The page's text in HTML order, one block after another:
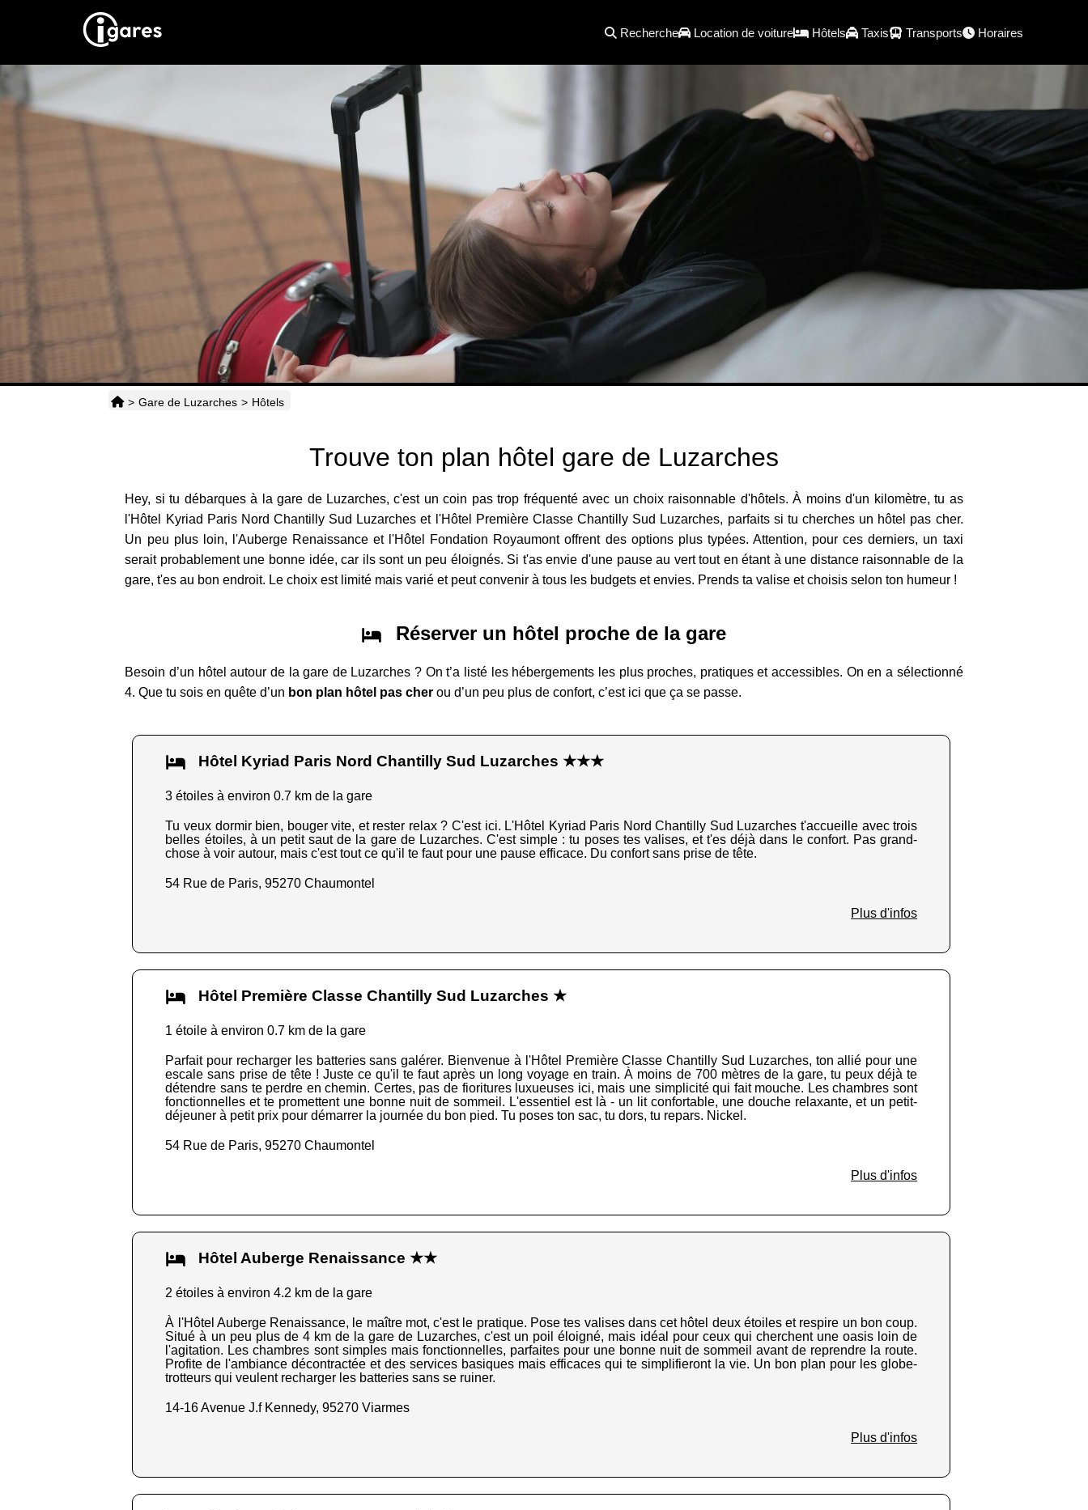
Recherche Location de voiture Hôtels Taxis Transports Horaires
> Gare de Luzarches > Hôtels
Trouve ton plan hôtel gare de Luzarches
Hey, si tu débarques à la gare de Luzarches, c'est un coin pas trop fréquenté avec un choix raisonnable d'hôtels. À moins d'un kilomètre, tu as
l'Hôtel Kyriad Paris Nord Chantilly Sud Luzarches et l'Hôtel Première Classe Chantilly Sud Luzarches, parfaits si tu cherches un hôtel pas cher.
Un peu plus loin, l'Auberge Renaissance et l'Hôtel Fondation Royaumont offrent des options plus typées. Attention, pour ces derniers, un taxi
serait probablement une bonne idée, car ils sont un peu éloignés. Si t'as envie d'une pause au vert tout en étant à une distance raisonnable de la
gare, t'es au bon endroit. Le choix est limité mais varié et peut convenir à tous les budgets et envies. Prends ta valise et choisis selon ton humeur !
Réserver un hôtel proche de la gare
Besoin d’un hôtel autour de la gare de Luzarches ? On t’a listé les hébergements les plus proches, pratiques et accessibles. On en a sélectionné
4. Que tu sois en quête d’un bon plan hôtel pas cher ou d’un peu plus de confort, c’est ici que ça se passe.
Hôtel Kyriad Paris Nord Chantilly Sud Luzarches ★★★
3 étoiles à environ 0.7 km de la gare
Tu veux dormir bien, bouger vite, et rester relax ? C'est ici. L'Hôtel Kyriad Paris Nord Chantilly Sud Luzarches t'accueille avec trois
belles étoiles, à un petit saut de la gare de Luzarches. C'est simple : tu poses tes valises, et t'es déjà dans le confort. Pas grand-
chose à voir autour, mais c'est tout ce qu'il te faut pour une pause efficace. Du confort sans prise de tête.
54 Rue de Paris, 95270 Chaumontel
Plus d'infos
Hôtel Première Classe Chantilly Sud Luzarches ★
1 étoile à environ 0.7 km de la gare
Parfait pour recharger les batteries sans galérer. Bienvenue à l'Hôtel Première Classe Chantilly Sud Luzarches, ton allié pour une
escale sans prise de tête ! Juste ce qu'il te faut après un long voyage en train. À moins de 700 mètres de la gare, tu peux déjà te
détendre sans te perdre en chemin. Certes, pas de fioritures luxueuses ici, mais une simplicité qui fait mouche. Les chambres sont
fonctionnelles et te promettent une bonne nuit de sommeil. L'essentiel est là - un lit confortable, une douche relaxante, et un petit-
déjeuner à petit prix pour démarrer la journée du bon pied. Tu poses ton sac, tu dors, tu repars. Nickel.
54 Rue de Paris, 95270 Chaumontel
Plus d'infos
Hôtel Auberge Renaissance ★★
2 étoiles à environ 4.2 km de la gare
À l'Hôtel Auberge Renaissance, le maître mot, c'est le pratique. Pose tes valises dans cet hôtel deux étoiles et respire un bon coup.
Situé à un peu plus de 4 km de la gare de Luzarches, c'est un poil éloigné, mais idéal pour ceux qui cherchent une oasis loin de
l'agitation. Les chambres sont simples mais fonctionnelles, parfaites pour une bonne nuit de sommeil avant de reprendre la route.
Profite de l'ambiance décontractée et des services basiques mais efficaces qui te simplifieront la vie. Un bon plan pour les globe-
trotteurs qui veulent recharger les batteries sans se ruiner.
14-16 Avenue J.f Kennedy, 95270 Viarmes
Plus d'infos